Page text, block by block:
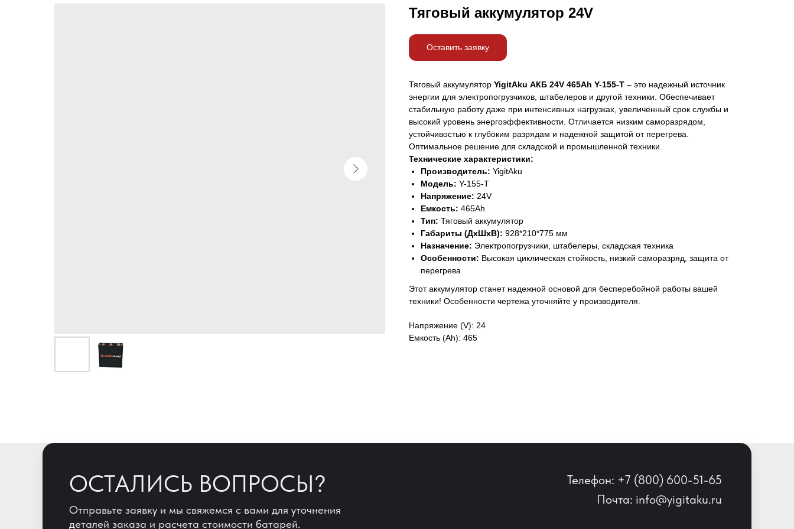
Тяговый аккумулятор 24V
Оставить заявку
Тяговый аккумулятор YigitAku АКБ 24V 465Ah Y-155-T – это надежный источник
энергии для электропогрузчиков, штабелеров и другой техники. Обеспечивает
стабильную работу даже при интенсивных нагрузках, увеличенный срок службы и
высокий уровень энергоэффективности. Отличается низким саморазрядом,
устойчивостью к глубоким разрядам и надежной защитой от перегрева.
Оптимальное решение для складской и промышленной техники.
Технические характеристики:
Производитель: YigitAku
Модель: Y-155-T
Напряжение: 24V
Емкость: 465Ah
Тип: Тяговый аккумулятор
Габариты (ДхШхВ): 928*210*775 мм
Назначение: Электропогрузчики, штабелеры, складская техника
Особенности: Высокая циклическая стойкость, низкий саморазряд, защита от
перегрева
Этот аккумулятор станет надежной основой для бесперебойной работы вашей
техники! Особенности чертежа уточняйте у производителя.
Напряжение (V): 24
Емкость (Ah): 465
ОСТАЛИСЬ ВОПРОСЫ?
Отправьте заявку и мы свяжемся с вами для уточнения
деталей заказа и расчета стоимости батарей.
Телефон: +7 (800) 600-51-65
Почта: info@yigitaku.ru